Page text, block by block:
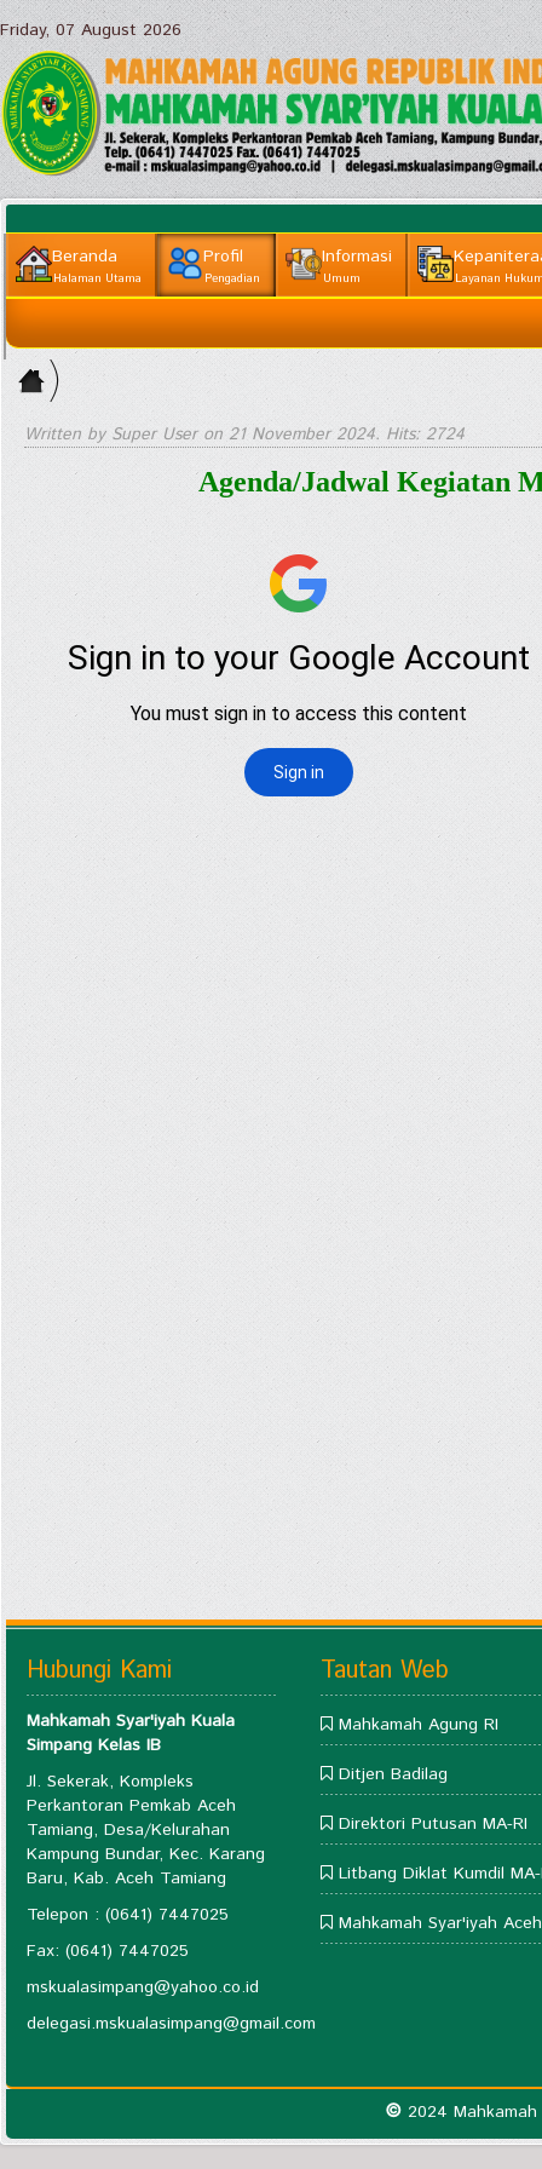
Friday, 07 August 2026
Beranda
Halaman Utama
Profil
Pengadian
Informasi
Umum Layanan
Informasi
Home
Kegiatan
Written by Super User on 21 November 2024. Hits: 2724
Agenda/Jadwal Kegiatan
Hubungi Kami
Mahkamah Syar'iyah Kuala
Simpang Kelas IB
Jl. Sekerak, Kompleks
Perkantoran Pemkab Aceh
Tamiang, Desa/Kelurahan
Kampung Bundar, Kec. Karang
Baru, Kab. Aceh Tamiang
Telepon : (0641) 7447025
Fax: (0641) 7447025
mskualasimpang@yahoo.co.id
delegasi.mskualasimpang@gmail.com
Tautan Web
Mahkamah Agung RI
Ditjen Badilag
Direktori Putusan MA-RI
Litbang Diklat Kumdil MA-
Mahkamah Syar'iyah Aceh
© 2024